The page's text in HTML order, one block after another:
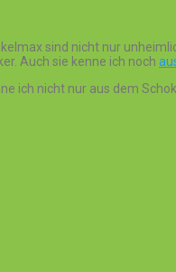
sind nicht nur
Auch sie kenne ich noch
ich nicht nur aus dem